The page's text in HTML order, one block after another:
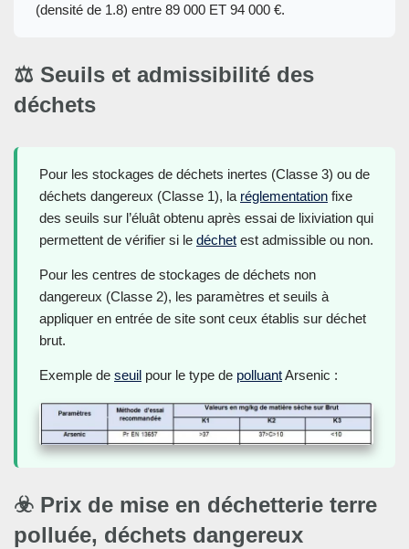
(densité de 1.8) entre 89 000 ET 94 000 €.
⚖️ Seuils et admissibilité des
déchets
Pour les stockages de déchets inertes (Classe 3) ou de
déchets dangereux (Classe 1), la réglementation fixe
des seuils sur l’éluât obtenu après essai de lixiviation qui
permettent de vérifier si le déchet est admissible ou non.
Pour les centres de stockages de déchets non
dangereux (Classe 2), les paramètres et seuils à
appliquer en entrée de site sont ceux établis sur déchet
brut.
Exemple de seuil pour le type de polluantArsenic :
☣️ Prix de mise en déchetterie terre
polluée, déchets dangereux